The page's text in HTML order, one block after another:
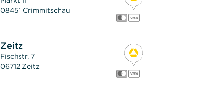
08451 Crimmitschau
Zeitz
Fischstr. 7
06712 Zeitz